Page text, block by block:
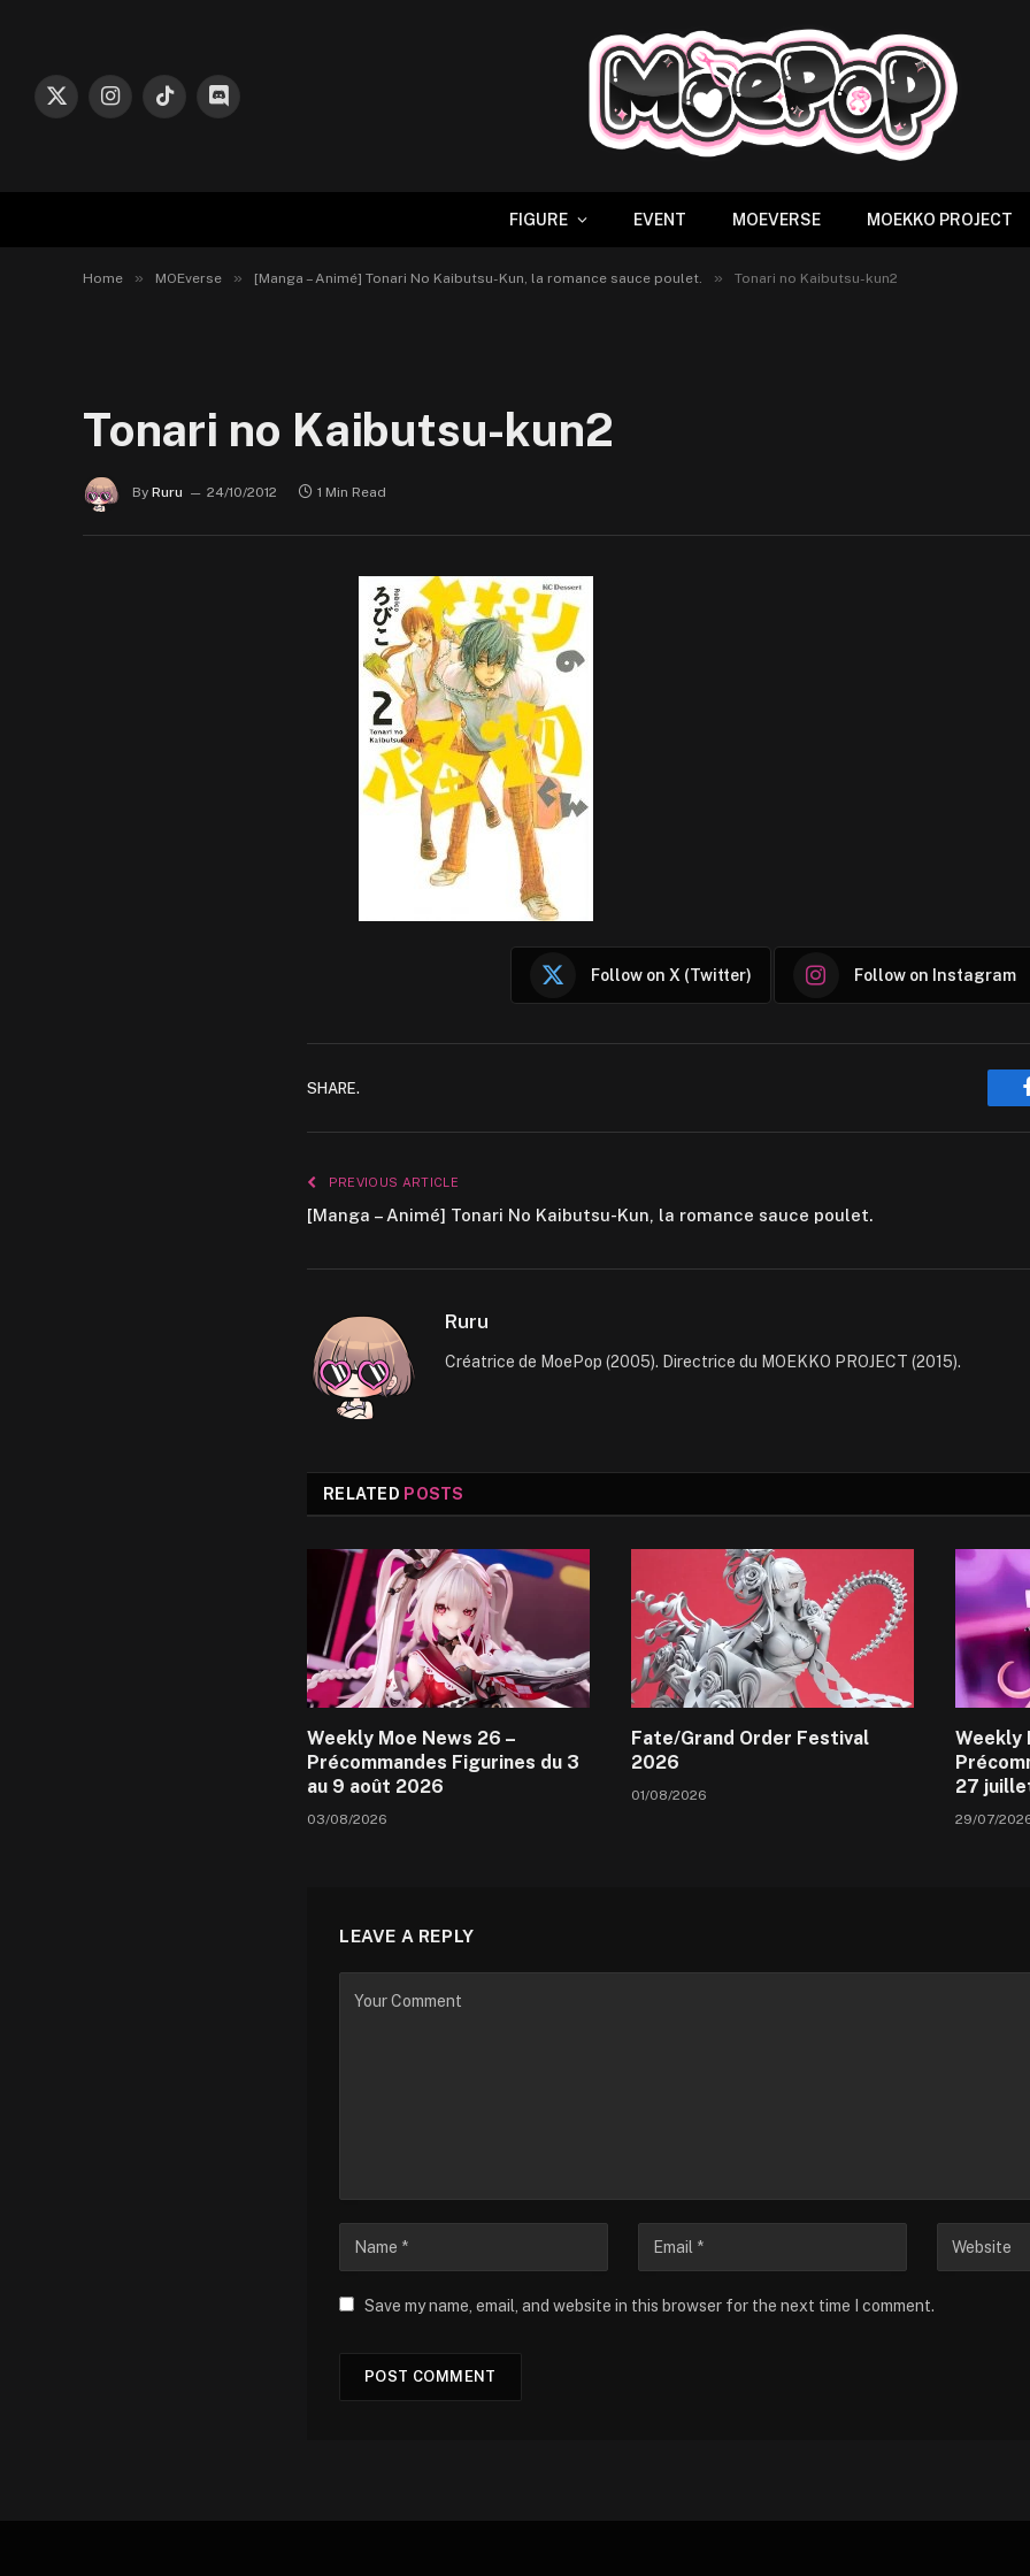
X
InstagramTikTokDiscord
FIGURE EVENT MOEVERSE MOEKKO PROJECT
Home » MOEverse » [Manga – Animé] Tonari No Kaibutsu-Kun, la romance sauce poulet. » Tonari no Kaibutsu-kun2
Tonari no Kaibutsu-kun2
By Ruru 24/10/2012 1 Min Read
Follow on X (Twitter) Follow on Instagram
SHARE.
PREVIOUS ARTICLE
[Manga – Animé] Tonari No Kaibutsu-Kun, la romance sauce poulet.
Ruru
Créatrice de MoePop (2005). Directrice du MOEKKO PROJECT (2015).
RELATED POSTS
Weekly Moe News 26 –
Précommandes Figurines du 3
au 9 août 2026
03/08/2026
Fate/Grand Order Festival
2026
01/08/2026
Weekly
27
29/07/
LEAVE A REPLY
Save my name, email, and website in this browser for the next time I comment.